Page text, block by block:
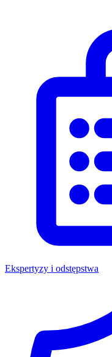
Ekspertyzy i odstępstwa